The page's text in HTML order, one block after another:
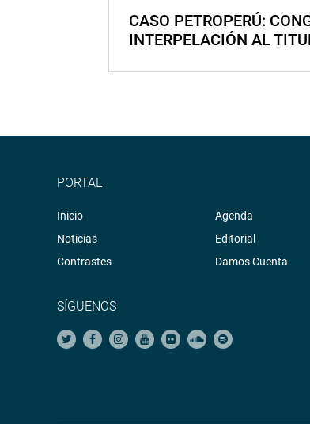
CASO PETROPERÚ:
INTERPELACIÓN AL
PORTAL
Inicio
Noticias
Contrastes
Agenda
Editorial
Damos Cuenta
SÍGUENOS